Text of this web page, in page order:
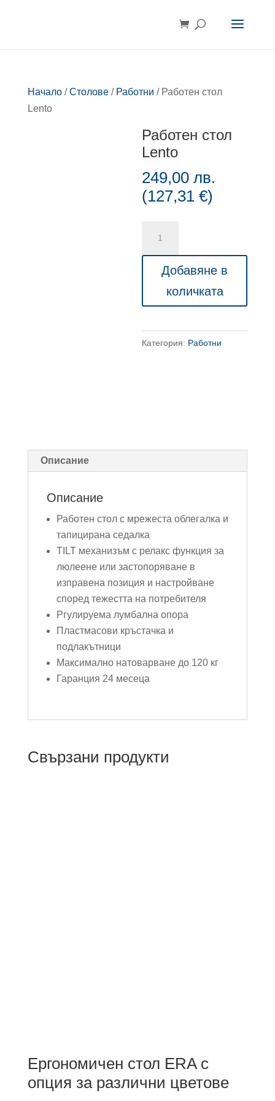
Начало/Столове/ Работни / Работен стол
Lento
Работен стол
Lento
249,00лв.
(127,31€)
стол
Добавяне в
количката
Категория: Работни
Описание
Описание
Работен стол с мрежеста облегалка и
тапицирана седалка
TILT механизъм с релакс функция за
люлеене или застопоряване в
изправена позиция и настройване
според тежестта на потребителя
Ргулируема лумбална опора
Пластмасови кръстачка и
подлакътници
Максимално натоварване до 120 кг
Гаранция 24 месеца
Свързани продукти
Ергономичен стол ERA с
опция за различни цветове